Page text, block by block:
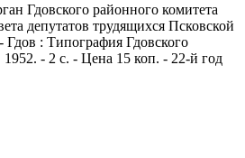
Гдовского районного комитета
депутатов трудящихся Псковской
: Типография Гдовского
1952. - 2 с. - Цена 15 коп. - 22-й год